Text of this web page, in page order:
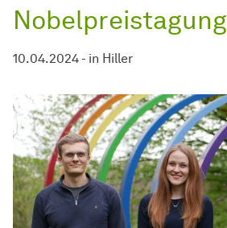
Nobelpreistagung
10.04.2024 - in Hiller